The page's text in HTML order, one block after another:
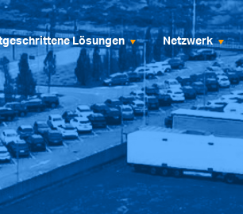
Lösungen Netzwerk